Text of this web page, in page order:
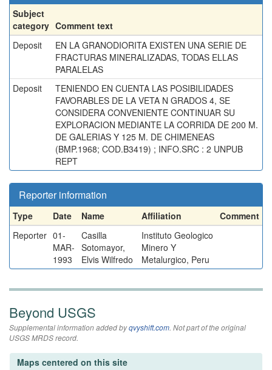
Subject
category Comment text
Deposit
EN LA GRANODIORITA EXISTEN UNA SERIE DE
FRACTURAS MINERALIZADAS, TODAS ELLAS
PARALELAS
Deposit
TENIENDO EN CUENTA LAS POSIBILIDADES
FAVORABLES DE LA VETA N GRADOS 4, SE
CONSIDERA CONVENIENTE CONTINUAR SU
EXPLORACION MEDIANTE LA CORRIDA DE 200 M.
DE GALERIAS Y 125 M. DE CHIMENEAS
(BMP.1968; COD.B3419) ; INFO.SRC : 2 UNPUB
REPT
Reporter information
Type Date Name Affiliation
Comment
Reporter 01-
MAR-
1993
Casilla
Sotomayor,
Elvis Wilfredo
Instituto Geologico
Minero Y
Metalurgico, Peru
Beyond USGS
Supplemental information added byqvyshift.com. Not part of the original
USGS MRDS record.
Maps centered on this site